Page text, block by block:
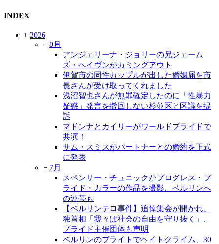
INDEX
+ 2026
+ 8月
アンジェリーナ・ジョリーの兄ジェーム
ズ・ヘイヴンがカミングアウト
伊賀市の同性カップルが出した婚姻届を市
長さんが受け取ってくれました
浅沼智也さんが無罪確定したのに「性暴力
疑惑」発言を撤回しない杉並区と区議を提
訴
マドンナとカイリーがワールドプライドで
共演！
サム・スミスがパートナーとの婚約を正式
に発表
+ 7月
スペンサー・チュニックがプログレス・プ
ライド・カラーの作品を撮影、ベルリンへ
の連帯も
【ベルリンテロ事件】追悼集会が開かれ、
独首相「我々は社会の自由を守り抜く」、
プライド主催団体も声明
ベルリンのプライドでヘイトクライム、30